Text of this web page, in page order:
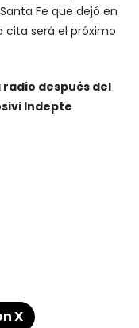
Fe que dejó en
cita será el próximo
radio después del
Indepte
X